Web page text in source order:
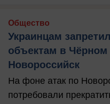
Общество
Украинцам
объектам в Чёрном
Новороссийск
На фоне атак по
потребовали